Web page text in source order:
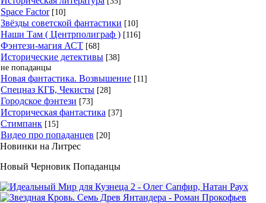
Space Factor [10]
Звёзды советской фантастики [10]
Наши Там ( Центрполиграф ) [116]
Фэнтези-магия АСТ [68]
Исторические детективы [38]
не попаданцы
Новая фантастика. Возвышение [11]
Спецназ КГБ, Чекисты [28]
Городское фэнтези [73]
Историческая фантастика [37]
Стимпанк [15]
Видео про попаданцев [20]
Новинки на Литрес
Новый Черновик Попаданцы